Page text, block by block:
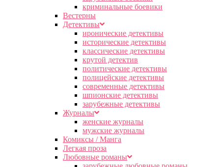
криминальные боевики
Вестерны
Детективы
иронические детективы
исторические детективы
классические детективы
крутой детектив
политические детективы
полицейские детективы
современные детективы
шпионские детективы
зарубежные детективы
Журналы
женские журналы
мужские журналы
Комиксы / Манга
Легкая проза
Любовные романы